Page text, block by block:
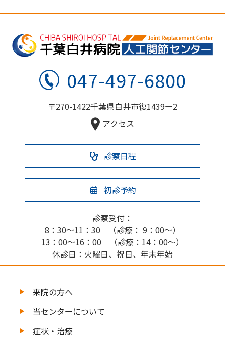
047-497-6800
〒270-1422千葉県白井市復1439ー2
アクセス
診察日程
初診予約
診察受付：
8：30～11：30 （診療： 9：00～）
13：00～16：00 （診療：14：00～）
休診日：火曜日、祝日、年末年始
来院の方へ
当センターについて
症状・治療